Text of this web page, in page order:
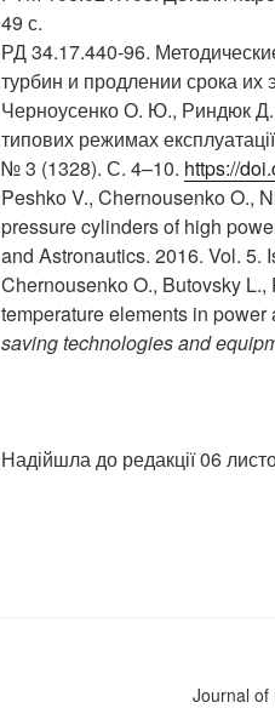
49 с.
РД 34.17.440-96.
турбин и продлении срока их
Черноусенко О. Ю., Риндюк
типових режимах
№ 3 (1328). С. 4–10. https://
Peshko V., Chernousenko O.,
pressure cylinders of high
and Astronautics. 2016. Vol. 5.
Chernousenko O., Butovsky
temperature elements in
saving technologies and
Надійшла до редакції 06
Journal of